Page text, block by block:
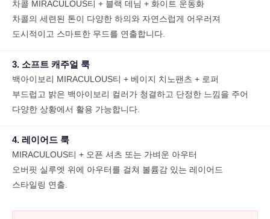
차콜 MIRACULOUS티 + 블랙 데님 + 화이트 운동화
차콜의 세련된 톤이 다양한 하의와 자연스럽게 어우러져
도시적이고 스마트한 무드를 연출합니다.
3. 소프트 캐주얼 룩
백아이보리 MIRACULOUS티 + 베이지 치노팬츠 + 로퍼
부드럽고 밝은 백아이보리 컬러가 청결하고 단정한 느낌을 주어
다양한 상황에서 활용 가능합니다.
4. 레이어드 룩
MIRACULOUS티 + 오픈 셔츠 또는 가벼운 아우터
오버핏 실루엣 위에 아우터를 걸쳐 볼륨감 있는 레이어드
스타일링 연출.